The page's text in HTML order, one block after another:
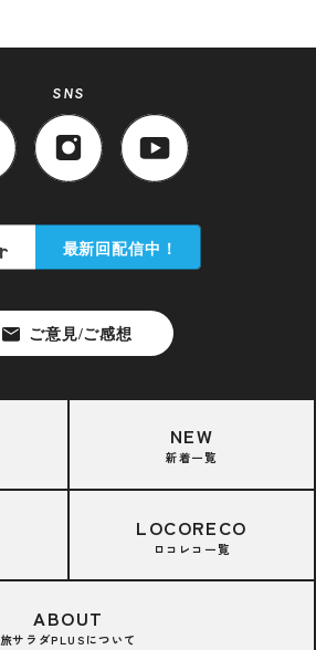
SNS
NEW
新着一覧
LOCORECO
ロコレコ一覧
ABOUT
旅サラダPLUSについて